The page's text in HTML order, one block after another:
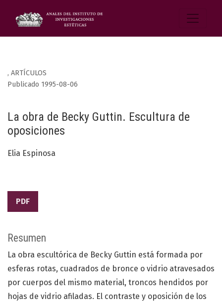
, ARTÍCULOS
La obra de Becky Guttin. Escultura de
oposiciones
Publicado 1995-08-06
Elia Espinosa
PDF
Resumen
La obra escultórica de Becky Guttin está formada por
esferas rotas, cuadrados de bronce o vidrio atravesados
por cuerpos del mismo material, troncos hendidos por
hojas de vidrio afiladas. El contraste y oposición de los